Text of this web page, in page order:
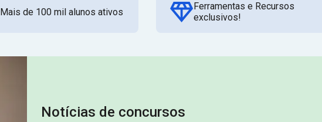
Mais de 100 mil alunos ativos
Ferramentas e Recursos
exclusivos!
Notícias de concursos